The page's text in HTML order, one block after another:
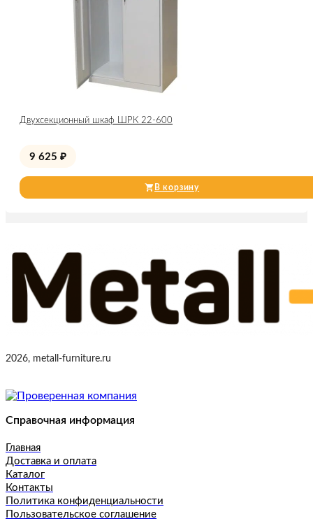
Двухсекционный шкаф ШРК 22-600
9 625 ₽
В корзину
2026, metall-furniture.ru
Справочная информация
Главная
Доставка и оплата
Каталог
Контакты
Политика конфиденциальности
Пользовательское соглашение